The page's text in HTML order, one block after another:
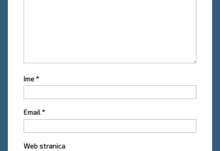
Ime*
Email*
Web stranica